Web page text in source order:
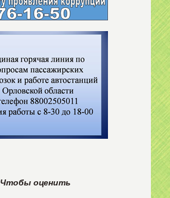
Чтобы оценить